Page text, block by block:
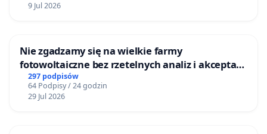
9 Jul 2026
Nie zgadzamy się na wielkie farmy
fotowoltaiczne bez rzetelnych analiz i akceptacji
mieszkańców
297 podpisów
64 Podpisy / 24 godzin
29 Jul 2026